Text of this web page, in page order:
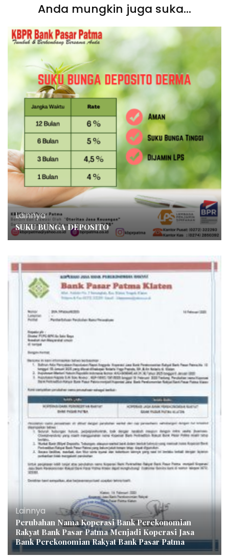
Anda mungkin juga suka...
Lainnya
SUKU BUNGA DEPOSITO
Lainnya
Perubahan Nama Koperasi Bank Perekonomian
Rakyat Bank Pasar Patma Menjadi Koperasi Jasa
Bank Perekonomian Rakyat Bank Pasar Patma